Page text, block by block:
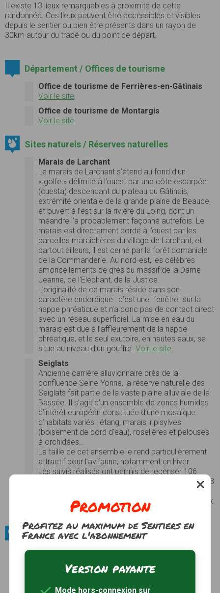
Il existe 13 lieux remarquables à proximité de cette
randonnée. Ces lieux peuvent être accessibles et visibles
depuis le sentier ou bien être présents dans un rayon de
30km autour du tracé ou du point de départ.
Département / Offices de tourisme
Office de tourisme de Ferrières-en-Gâtinais
Voir le site
Office de tourisme de Montargis
Voir le site
Sites naturels / Réserves naturelles
Marais de Larchant
Le marais de Larchant s’étend au fond d’un
« golfe » délimité à l’ouest par une côte escarpée
(cuesta) descendant du plateau du Gâtinais,
extrémité orientale de la grande plaine de Beauce,
et ouvert à l’est sur la rivière du Loing, dont un
méandre l’a probablement façonné autrefois. Le
marais est directement bordé à l’ouest par les
parcelles maraîchères du village de Larchant, et
partout ailleurs, il est cerné par la forêt domaniale
de la Commanderie. Au nord-est, les célèbres
amoncellements de grès du massif de la Dame
Jeanne, de l’Eléphant, de la Justice.
L’originalité de ce marais réside dans son
caractère endoréique : c’est une "fenêtre" sur la
nappe phréatique et n’a donc pas de contact direct
avec un réseau superficiel. La mise en eau du
marais est due à l’affleurement de la nappe
phréatique, et le seul exutoire, en hautes eaux, se
situe au niveau d’un gouffre. Voir le site
Seiglats
Ancienne carrière alluvionnaire près de la
confluence Seine-Yonne, la réserve naturelle des
Seiglats fait partie de la vaste plaine alluviale de la
Bassée. Il s’agit d’un ensemble de zones humides
d’intérêt européen constituée d’une mosaïque
d’habitats variés : étang, marais, ripisylves
(boisement de bord d’eau), roselières et pelouses
à orchidées…
La taille de cet ensemble le rend particulièrement
attractif pour l’avifaune, notamment en hiver.
Les suivis réalisés ont permis de recenser 106
espèces d’oiseaux dont 31 nicheuses sur le site, 18
espèces de papillons de jour, 15 de libellules, 9
espèces de poissons et 200 espèces de végétaux.
Voir le site
Sites naturels / Massifs forestiers
Bois de Nanteau-Poligny
Bois de Villiers
Bois de la Brandelle
Promotion
Profitez au maximum de Sentiers en
France avec l'abonnement
Version payante
Mode hors-connexion sur